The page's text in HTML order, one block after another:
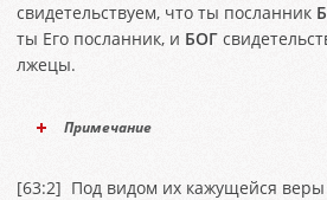
свидетельствуем, что ты посланник
ты Его посланник, и БОГ
лжецы.
Примечание
[63:2] Под видом их кажущейся